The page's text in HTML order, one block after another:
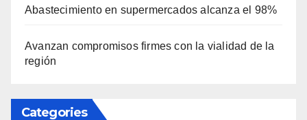
Abastecimiento en supermercados alcanza el 98%
Avanzan compromisos firmes con la vialidad de la
región
Categories